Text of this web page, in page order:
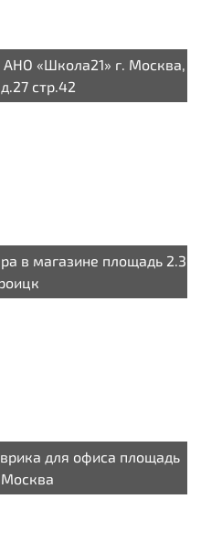
«Школа21» г. Москва,
стр.42
в магазине площадь 2.3
для офиса площадь